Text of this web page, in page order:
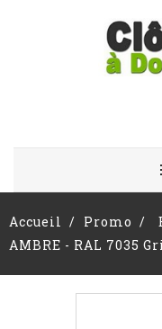
Accueil Promo
AMBRE - RAL 7035